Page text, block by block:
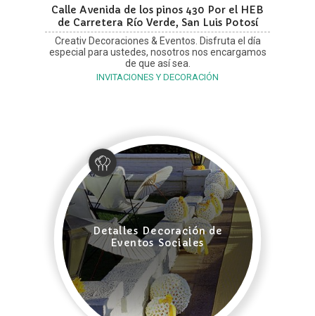
Calle Avenida de los pinos 430 Por el HEB
de Carretera Río Verde, San Luis Potosí
Creativ Decoraciones & Eventos. Disfruta el día
especial para ustedes, nosotros nos encargamos
de que así sea.
INVITACIONES Y DECORACIÓN
Detalles Decoración de
Eventos Sociales